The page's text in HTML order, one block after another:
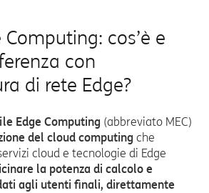
cos’è e
con
di rete Edge?
Edge Computing (abbreviato MEC)
del cloud computing che
cloud e tecnologie di Edge
la potenza di calcolo e
agli utenti finali, direttamente